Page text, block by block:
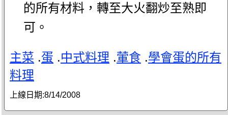
的所有材料，轉至大火翻炒至熟即
可。
主菜 .蛋 .中式料理 .葷食 .學會蛋的所有
料理
上線日期:8/14/2008